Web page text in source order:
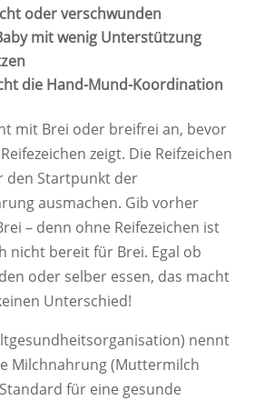
oder verschwunden
mit wenig Unterstützung
die Hand-Mund-Koordination
mit Brei oder breifrei an, bevor
zeigt. Die Reifzeichen
den Startpunkt der
ausmachen. Gib vorher
– denn ohne Reifezeichen ist
nicht bereit für Brei. Egal ob
oder selber essen, das macht
Unterschied!
nennt
Milchnahrung (Muttermilch
für eine gesunde